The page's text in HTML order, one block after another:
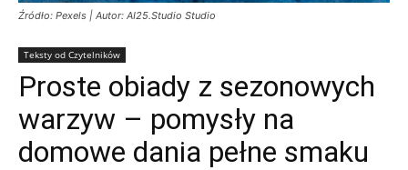
Źródło: Pexels | Autor: AI25.Studio Studio
Teksty od Czytelników
Proste obiady z sezonowych
warzyw – pomysły na
domowe dania pełne smaku